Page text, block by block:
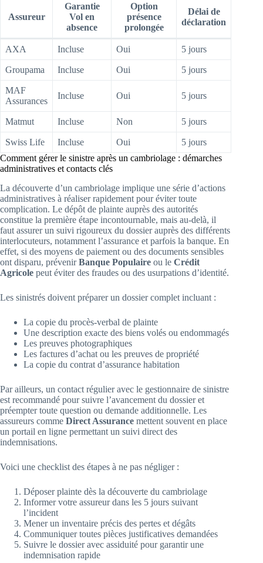
Assureur
Garantie
Vol en
absence
Option
présence
prolongée
Délai de
déclaration
AXA Incluse Oui 5 jours
Groupama Incluse Oui 5 jours
MAF
Assurances
Incluse Oui 5 jours
Matmut Incluse Non 5 jours
Swiss Life Incluse Oui
5 jours
Comment gérer le sinistre après un cambriolage : démarches
administratives et contacts clés
La découverte d’un cambriolage implique une série d’actions
administratives à réaliser rapidement pour éviter toute
complication. Le dépôt de plainte auprès des autorités
constitue la première étape incontournable, mais au-delà, il
faut assurer un suivi rigoureux du dossier auprès des différents
interlocuteurs, notamment l’assurance et parfois la banque. En
effet, si des moyens de paiement ou des documents sensibles
ont disparu, prévenirBanque Populaire ou le Crédit
Agricole peut éviter des fraudes ou des usurpations d’identité.
Les sinistrés doivent préparer un dossier complet incluant :
La copie du procès-verbal de plainte
Une description exacte des biens volés ou endommagés
Les preuves photographiques
Les factures d’achat ou les preuves de propriété
La copie du contrat d’assurance habitation
Par ailleurs, un contact régulier avec le gestionnaire de sinistre
est recommandé pour suivre l’avancement du dossier et
préempter toute question ou demande additionnelle. Les
assureurs comme Direct Assurance mettent souvent en place
un portail en ligne permettant un suivi direct des
indemnisations.
Voici une checklist des étapes à ne pas négliger :
Déposer plainte dès la découverte du cambriolage
Informer votre assureur dans les 5 jours suivant
l’incident
Mener un inventaire précis des pertes et dégâts
Communiquer toutes pièces justificatives demandées
Suivre le dossier avec assiduité pour garantir une
indemnisation rapide